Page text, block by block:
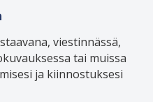
viestinnässä,
tai muissa
ja kiinnostuksesi